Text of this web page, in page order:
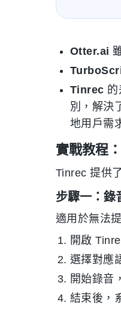
Otter.ai
Tinrec
別，解決
地用戶需
實戰教程
Tinrec 提供
步驟一：錄
適用於無法
開啟
選擇對應
開始錄音
結束後，